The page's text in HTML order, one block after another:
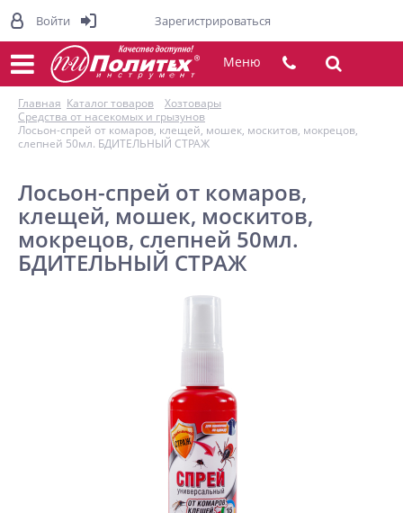
Меню
Главная Каталог товаров
Хозтовары
Средства от насекомых и грызунов
Лосьон-спрей от комаров, клещей, мошек, москитов, мокрецов,
слепней 50мл. БДИТЕЛЬНЫЙ СТРАЖ
Лосьон-спрей от комаров,
клещей, мошек, москитов,
мокрецов, слепней 50мл.
БДИТЕЛЬНЫЙ СТРАЖ
Войти Зарегистрироваться